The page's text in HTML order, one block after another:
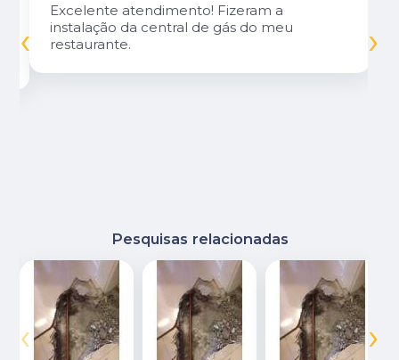
Excelente atendimento! Fizeram a
instalação da central de gás do meu
restaurante.
‹ ›
Pesquisas relacionadas
‹ ›